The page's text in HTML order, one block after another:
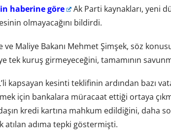
haberine göre
Ak Parti kaynakları, yeni
olmayacağını bildirdi.
ve Maliye Bakanı Mehmet Şimşek, söz
tek kuruş girmeyeceğini, tamamının
kapsayan kesinti teklifinin ardından bazı
için bankalara müracaat ettiği ortaya
kredi kartına mahkum edildiğini, daha
atılan adıma tepki göstermişti.